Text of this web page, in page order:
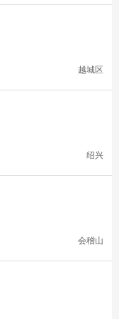
越城区
绍兴
会稽山